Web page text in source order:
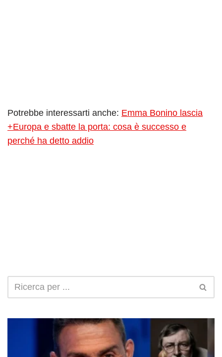
Potrebbe interessarti anche: Emma Bonino lascia
+Europa e sbatte la porta: cosa è successo e
perché ha detto addio